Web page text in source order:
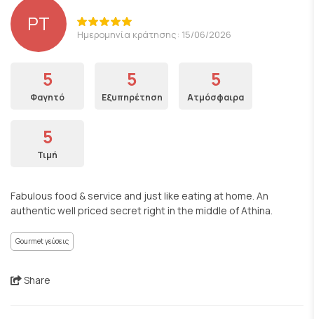
PT Ημερομηνία κράτησης: 15/06/2026
5
Φαγητό
5
Εξυπηρέτηση
5
Ατμόσφαιρα
5
Τιμή
Fabulous food & service and just like eating at home. An
authentic well priced secret right in the middle of Athina.
Gourmet γεύσεις
Share